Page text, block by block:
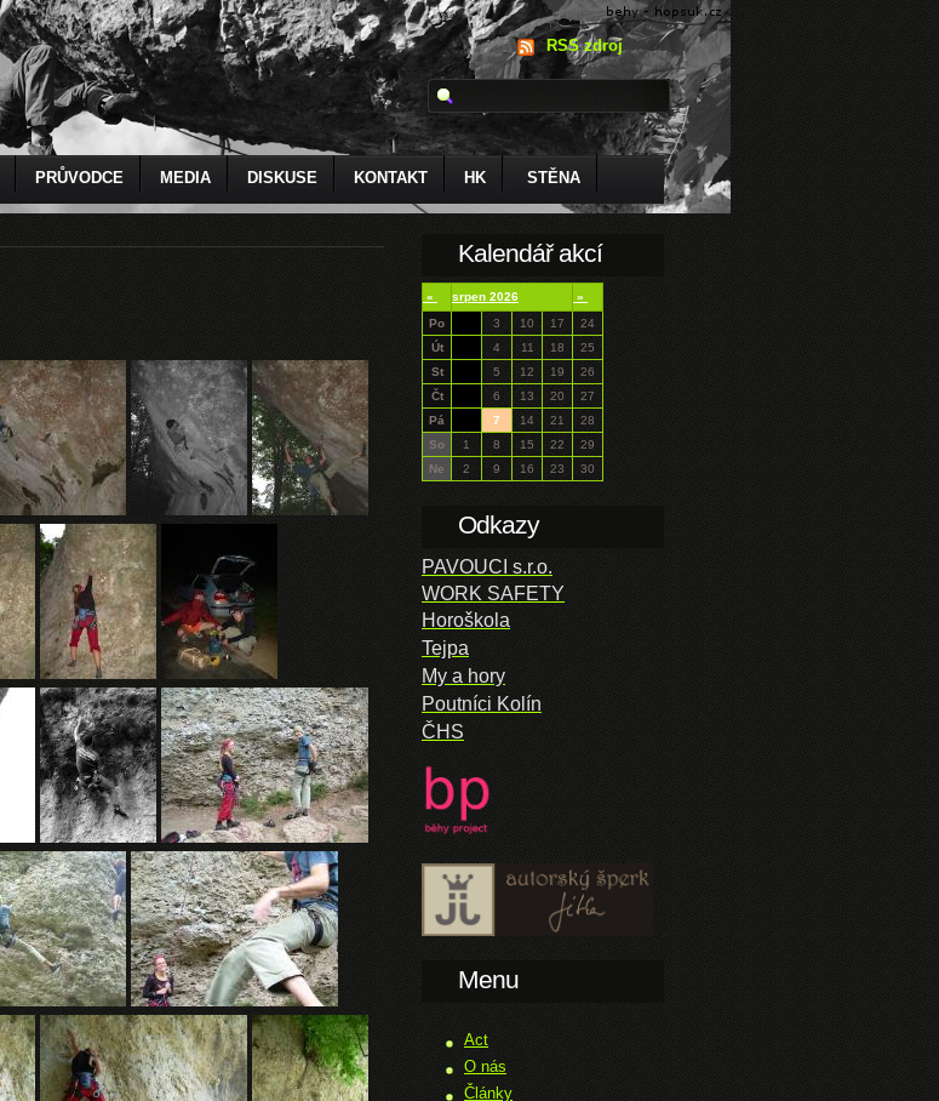
RSS zdroj
PRŮVODCE MEDIA DISKUSE KONTAKT HK STĚNA
Kalendář akcí
« srpen 2026
»
Po
3 10 17
24
Út
4 11 18
25
St
5 12 19
26
Čt
6 13 20
27
Pá
7 14 21
28
So
1 8 15 22
29
Ne
2 9 16 23 30
Odkazy
PAVOUCI s.r.o.
WORK SAFETY
Horoškola
Tejpa
My a hory
Poutníci Kolín
ČHS
Menu
Act
O nás
Články